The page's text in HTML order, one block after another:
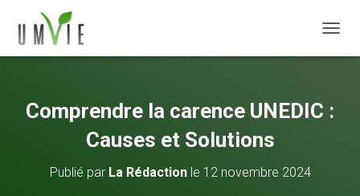
Comprendre la carence UNEDIC :
Causes et Solutions
Publié par La Rédactionle 12 novembre 2024